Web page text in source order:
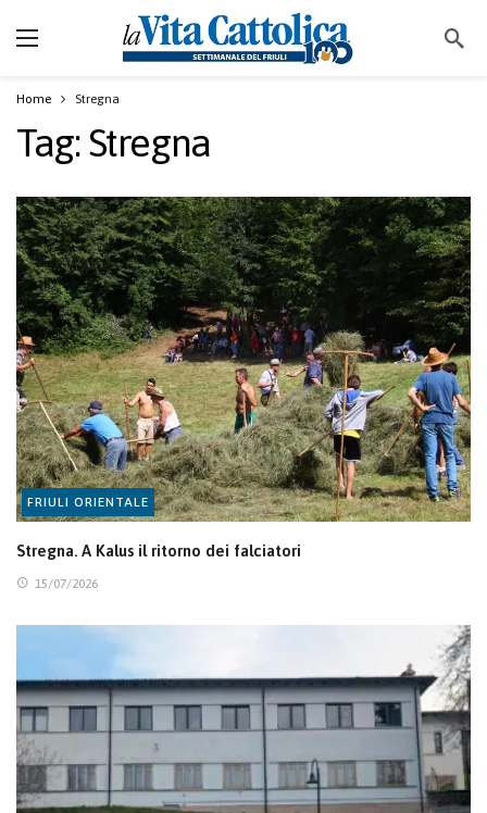
Home Stregna
Tag:Stregna
FRIULI ORIENTALE
Stregna. A Kalus il ritorno dei falciatori
15/07/2026